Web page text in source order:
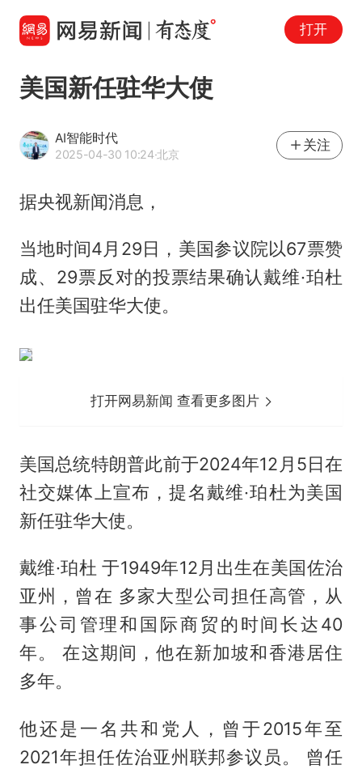
打开
美国新任驻华大使
AI智能时代
2025-04-30 10:24·北京
关注
据央视新闻消息，
当地时间4月29日，美国参议院以67票赞
成、29票反对的投票结果确认戴维·珀杜
出任美国驻华大使。
打开网易新闻 查看更多图片
美国总统特朗普此前于2024年12月5日在
社交媒体上宣布，提名戴维·珀杜为美国
新任驻华大使。
戴维·珀杜 于1949年12月出生在美国佐治
亚州，曾在 多家大型公司担任高管，从
事公司管理和国际商贸的时间长达40
年。 在这期间，他在新加坡和香港居住
多年。
他还是一名共和党人，曾于2015年至
2021年担任佐治亚州联邦参议员。 曾任